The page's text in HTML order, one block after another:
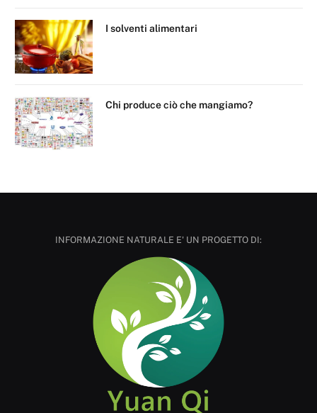
I solventi alimentari
Chi produce ciò che mangiamo?
INFORMAZIONE NATURALE E' UN PROGETTO DI: